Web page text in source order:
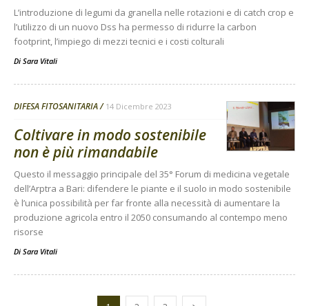
L’introduzione di legumi da granella nelle rotazioni e di catch crop e
l’utilizzo di un nuovo Dss ha permesso di ridurre la carbon
footprint, l’impiego di mezzi tecnici e i costi colturali
Di Sara Vitali
DIFESA FITOSANITARIA 14 Dicembre 2023
Coltivare in modo sostenibile
non è più rimandabile
Questo il messaggio principale del 35° Forum di medicina vegetale
dell’Arptra a Bari: difendere le piante e il suolo in modo sostenibile
è l’unica possibilità per far fronte alla necessità di aumentare la
produzione agricola entro il 2050 consumando al contempo meno
risorse
Di Sara Vitali